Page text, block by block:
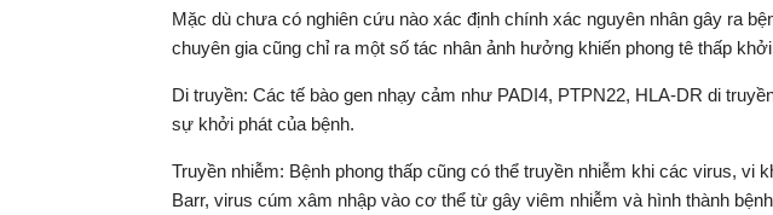
Mặc dù chưa có nghiên cứu nào xác định chính xác nguyên nhân gây ra
chuyên gia cũng chỉ ra một số tác nhân ảnh hưởng khiến phong tê thấp
Di truyền: Các tế bào gen nhạy cảm như PADI4, PTPN22, HLA-DR di
sự khởi phát của bệnh.
Truyền nhiễm: Bệnh phong thấp cũng có thể truyền nhiễm khi các virus, vi
Barr, virus cúm xâm nhập vào cơ thể từ gây viêm nhiễm và hình thành